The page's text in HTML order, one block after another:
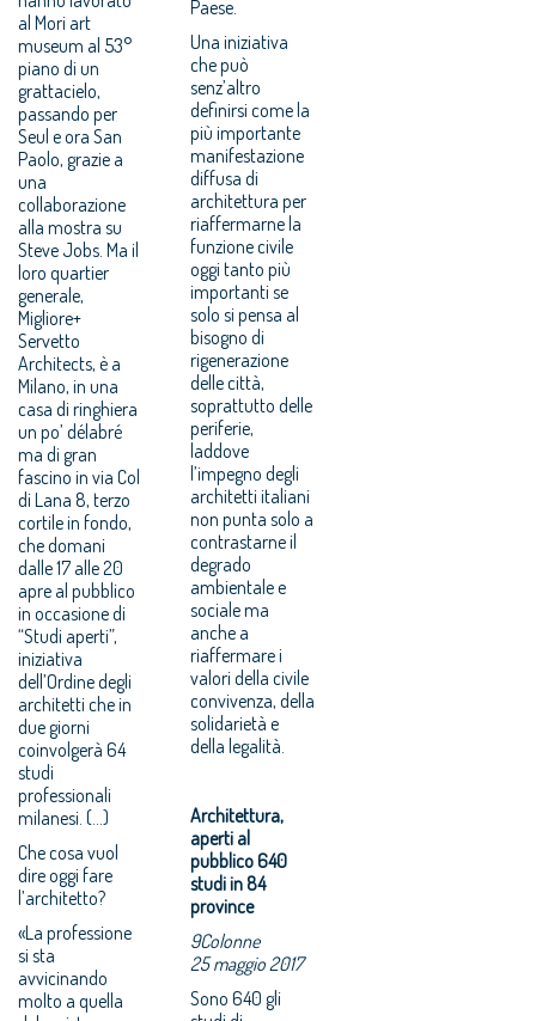
al Mori art
museum al 53°
piano di un
grattacielo,
passando per
Seul e ora San
Paolo, grazie a
una
collaborazione
alla mostra su
Steve Jobs. Ma il
loro quartier
generale,
Migliore+
Servetto
Architects, è a
Milano, in una
casa di ringhiera
un po’ délabré
ma di gran
fascino in via Col
di Lana 8, terzo
cortile in fondo,
che domani
dalle 17 alle 20
apre al pubblico
in occasione di
“Studi aperti”,
iniziativa
dell’Ordine degli
architetti che in
due giorni
coinvolgerà 64
studi
professionali
milanesi. (...)
Che cosa vuol
dire oggi fare
l’architetto?
«La professione
si sta
avvicinando
molto a quella
Paese.
Una iniziativa
che può
senz’altro
definirsi come la
più importante
manifestazione
diffusa di
architettura per
riaffermarne la
funzione civile
oggi tanto più
importanti se
solo si pensa al
bisogno di
rigenerazione
delle città,
soprattutto delle
periferie,
laddove
l’impegno degli
architetti italiani
non punta solo a
contrastarne il
degrado
ambientale e
sociale ma
anche a
riaffermare i
valori della civile
convivenza, della
solidarietà e
della legalità.
Architettura,
aperti al
pubblico 640
studi in 84
province
9Colonne
25 maggio 2017
Sono 640 gli